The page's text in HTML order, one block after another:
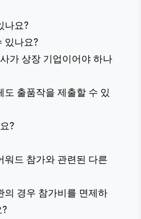
나요?
있나요?
가 상장 기업이어야 하나
도 출품작을 제출할 수 있
?
워드 참가와 관련된 다른
의 경우 참가비를 면제하